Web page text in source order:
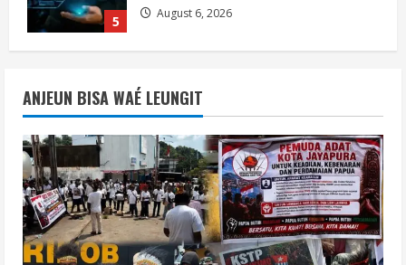
1 August 6, 2026
2
BMP Kecam Aksi KNPB, Serukan
Persatuan Demi Papua yang Kondusif
3
Berita
Perang Algoritma AI Makin Kompleks,
Publik Diminta Verifikasi Informasi
Digital
August 6, 2026
ANJEUN BISA WAÉ LEUNGIT